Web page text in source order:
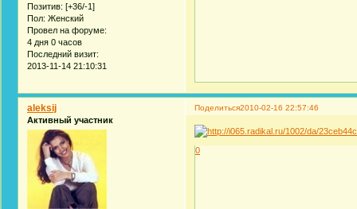
Позитив: [+36/-1]
Пол: Женский
Провел на форуме:
4 дня 0 часов
Последний визит:
2013-11-14 21:10:31
Поделиться2010-02-16 22:57:46
aleksij
Активный участник
0